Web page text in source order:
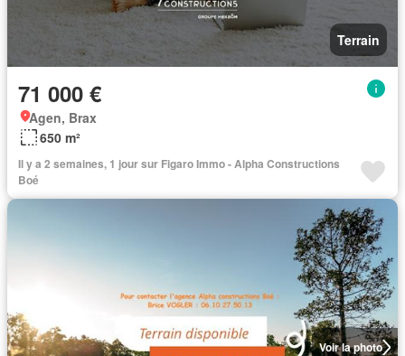
Terrain
71 000 €
Agen, Brax
650 m²
Il y a 2 semaines, 1 jour sur Figaro Immo - Alpha Constructions
Boé
Voir la photo